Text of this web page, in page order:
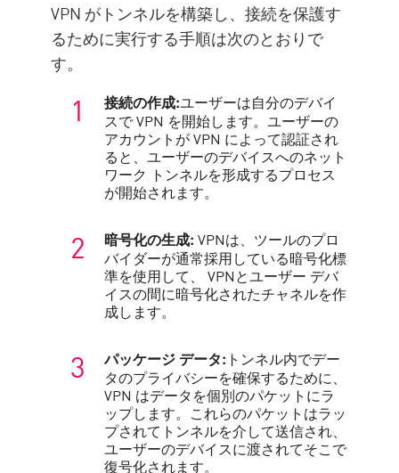
VPN がトンネルを構築し、接続を保護す
るために実行する手順は次のとおりで
す。
接続の作成:ユーザーは自分のデバイ
スで VPN を開始します。ユーザーの
アカウントが VPN によって認証され
ると、ユーザーのデバイスへのネット
ワーク トンネルを形成するプロセス
が開始されます。
暗号化の生成: VPNは、ツールのプロ
バイダーが通常採用している暗号化標
準を使用して、 VPNとユーザー デバ
イスの間に暗号化されたチャネルを作
成します。
パッケージ データ: トンネル内でデー
タのプライバシーを確保するために、
VPN はデータを個別のパケットにラ
ップします。これらのパケットはラッ
プされてトンネルを介して送信され、
ユーザーのデバイスに渡されてそこで
復号化されます。